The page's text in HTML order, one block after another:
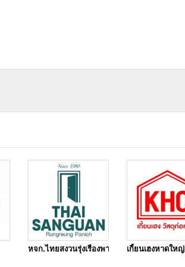
หจก.ไทยสงวนรุ่งเรืองพาณิชย์ เกี้ยนเฮงหาดใหญ่